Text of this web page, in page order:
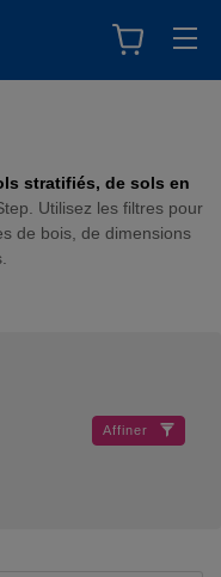
stratifiés, de sols en
Utilisez les filtres pour
de bois, de dimensions
Affiner